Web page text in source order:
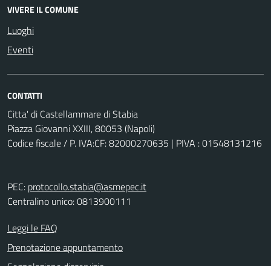
VIVERE IL COMUNE
Luoghi
Eventi
CONTATTI
Citta' di Castellammare di Stabia
Piazza Giovanni XXIII, 80053 (Napoli)
Codice fiscale / P. IVA:CF: 82000270635 | PIVA : 01548131216
PEC: protocollo.stabia@asmepec.it
Centralino unico: 0813900111
Leggi le FAQ
Prenotazione appuntamento